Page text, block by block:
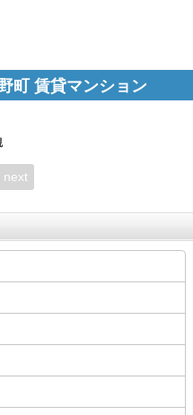
町 賃貸マンション
next